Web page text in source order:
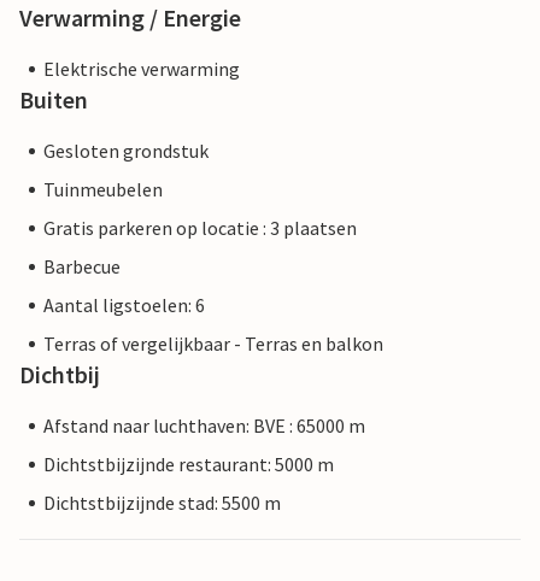
Verwarming / Energie
Elektrische verwarming
Buiten
Gesloten grondstuk
Tuinmeubelen
Gratis parkeren op locatie : 3 plaatsen
Barbecue
Aantal ligstoelen: 6
Terras of vergelijkbaar - Terras en balkon
Dichtbij
Afstand naar luchthaven: BVE : 65000 m
Dichtstbijzijnde restaurant: 5000 m
Dichtstbijzijnde stad: 5500 m